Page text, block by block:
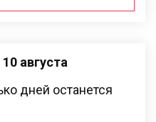
августа
дней останется